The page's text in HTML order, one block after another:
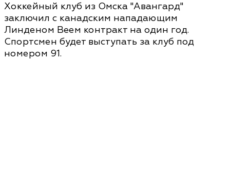
Хоккейный клуб из Омска "Авангард"
заключил с канадским нападающим
Линденом Веем контракт на один год.
Спортсмен будет выступать за клуб под
номером 91.